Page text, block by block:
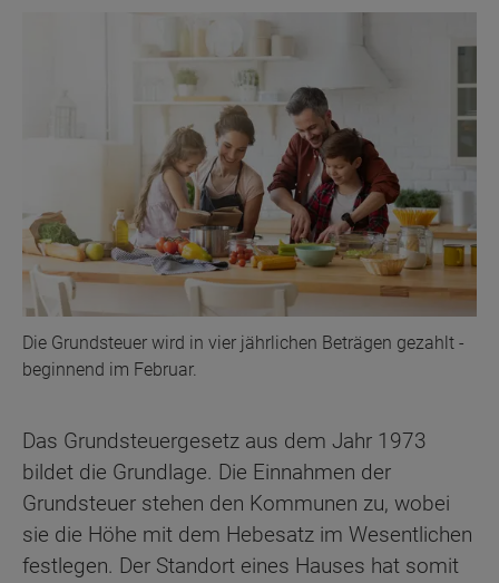
Die Grundsteuer wird in vier jährlichen Beträgen gezahlt -
beginnend im Februar.
Das Grundsteuergesetz aus dem Jahr 1973
bildet die Grundlage. Die Einnahmen der
Grundsteuer stehen den Kommunen zu, wobei
sie die Höhe mit dem Hebesatz im Wesentlichen
festlegen. Der Standort eines Hauses hat somit